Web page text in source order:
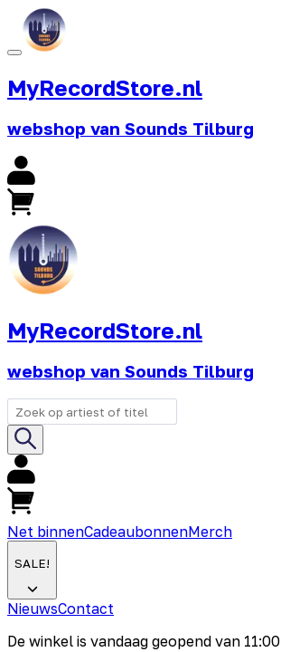
MyRecordStore.nl
webshop van Sounds Tilburg
MyRecordStore.nl
webshop van Sounds Tilburg
Net binnenCadeaubonnenMerch
SALE!
NieuwsContact
De winkel is vandaag geopend van 11:00